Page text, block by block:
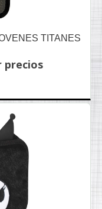
TITANES
precios